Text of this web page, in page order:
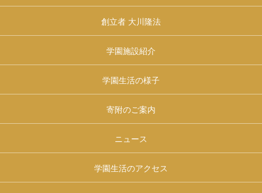
創立者 大川隆法
学園施設紹介
学園生活の様子
寄附のご案内
ニュース
学園生活のアクセス